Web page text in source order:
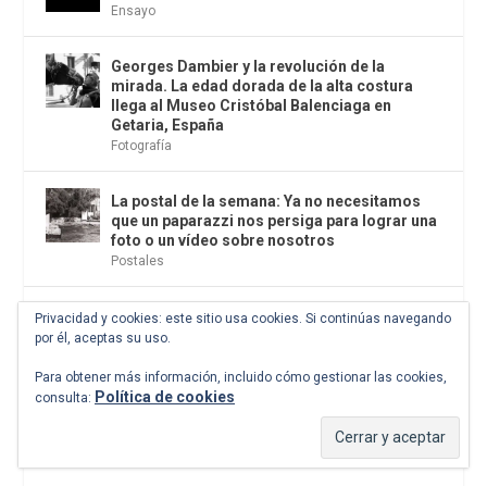
Ensayo
Georges Dambier y la revolución de la
mirada. La edad dorada de la alta costura
llega al Museo Cristóbal Balenciaga en
Getaria, España
Fotografía
La postal de la semana: Ya no necesitamos
que un paparazzi nos persiga para lograr una
foto o un vídeo sobre nosotros
Postales
John le Carré después de John le Carré
Espionaje
Parix música. Miércoles 24 de junio de 2026
Auditorio de Casa del Lector. (Fundación GSR
Privacidad y cookies: este sitio usa cookies. Si continúas navegando
por él, aceptas su uso.
Para obtener más información, incluido cómo gestionar las cookies,
consulta: Política de cookies